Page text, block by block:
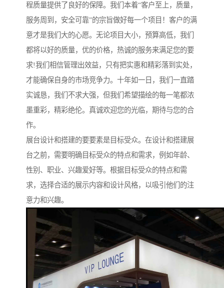
程质量提供了良好的保障。我们本着“客户至上，质量，
服务周到，安全可靠”的宗旨做好每一个项目！客户的满
意才是我们大的心愿。无论项目大小，预算高低，我们
都将以好的质量，优的价格，热诚的服务来满足您的要
求!我们相信管理出效益，只有把实惠和精彩落到实处，
才能确保自身的市场竞争力。十年如一日，我们一直踏
实诚恳，我们不求大强，但我们希望描绘的每一笔都浓
墨重彩，精彩绝伦。真诚欢迎您的光临，期待与您的合
作。
展台设计和搭建的要要素是目标受众。在设计和搭建展
台之前，需要明确目标受众的特点和需求，例如年龄、
性别、职业、兴趣爱好等。根据目标受众的特点和需
求，选择合适的展示内容和设计风格，以吸引他们的注
意力和兴趣。